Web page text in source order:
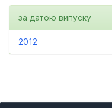
за датою випуску
2012